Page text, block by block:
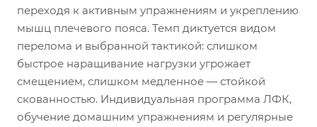
переходя к активным упражнениям и укреплению
мышц плечевого пояса. Темп диктуется видом
перелома и выбранной тактикой: слишком
быстрое наращивание нагрузки угрожает
смещением, слишком медленное — стойкой
скованностью. Индивидуальная программа ЛФК,
обучение домашним упражнениям и регулярные